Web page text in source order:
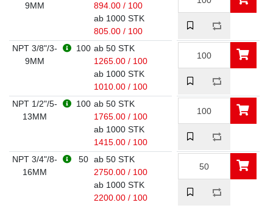
9MM
894.00 / 100
ab 1000 STK
805.00 / 100
NPT 3/8"/3-
9MM
100 ab 50 STK
1265.00 / 100
ab 1000 STK
1010.00 / 100
NPT 1/2"/5-
13MM
100 ab 50 STK
1765.00 / 100
ab 1000 STK
1415.00 / 100
NPT 3/4"/8-
16MM
50 ab 50 STK
2750.00 / 100
ab 1000 STK
2200.00 / 100